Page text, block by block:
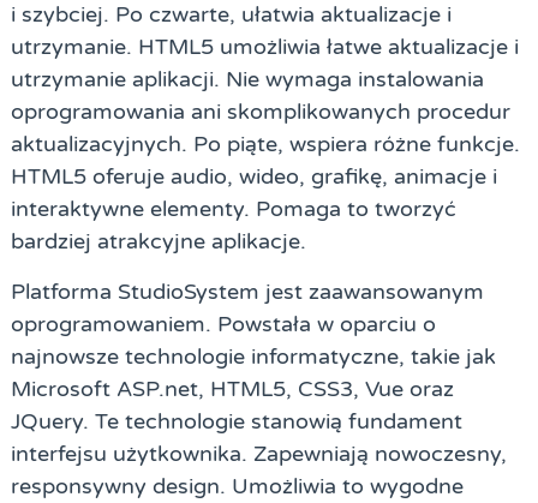
i szybciej. Po czwarte, ułatwia aktualizacje i
utrzymanie. HTML5 umożliwia łatwe aktualizacje i
utrzymanie aplikacji. Nie wymaga instalowania
oprogramowania ani skomplikowanych procedur
aktualizacyjnych. Po piąte, wspiera różne funkcje.
HTML5 oferuje audio, wideo, grafikę, animacje i
interaktywne elementy. Pomaga to tworzyć
bardziej atrakcyjne aplikacje.
Platforma StudioSystem jest zaawansowanym
oprogramowaniem. Powstała w oparciu o
najnowsze technologie informatyczne, takie jak
Microsoft ASP.net, HTML5, CSS3, Vue oraz
JQuery. Te technologie stanowią fundament
interfejsu użytkownika. Zapewniają nowoczesny,
responsywny design. Umożliwia to wygodne